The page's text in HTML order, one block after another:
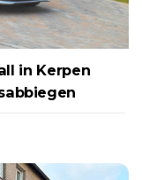
in Kerpen